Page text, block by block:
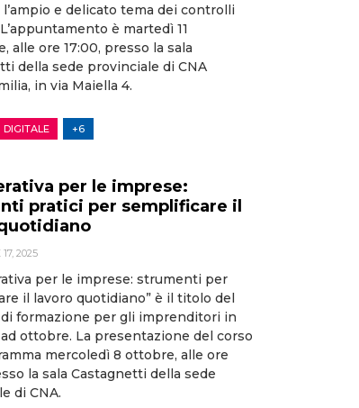
e delicato tema dei controlli
è martedì 11
alle ore 17:00, presso la sala
della sede provinciale di CNA
in via Maiella 4.
DIGITALE +6
per le imprese:
pratici per semplificare il
2025
per le imprese: strumenti per
il lavoro quotidiano” è il titolo del
formazione per gli imprenditori in
ottobre. La presentazione del corso
mercoledì 8 ottobre, alle ore
la sala Castagnetti della sede
di CNA.